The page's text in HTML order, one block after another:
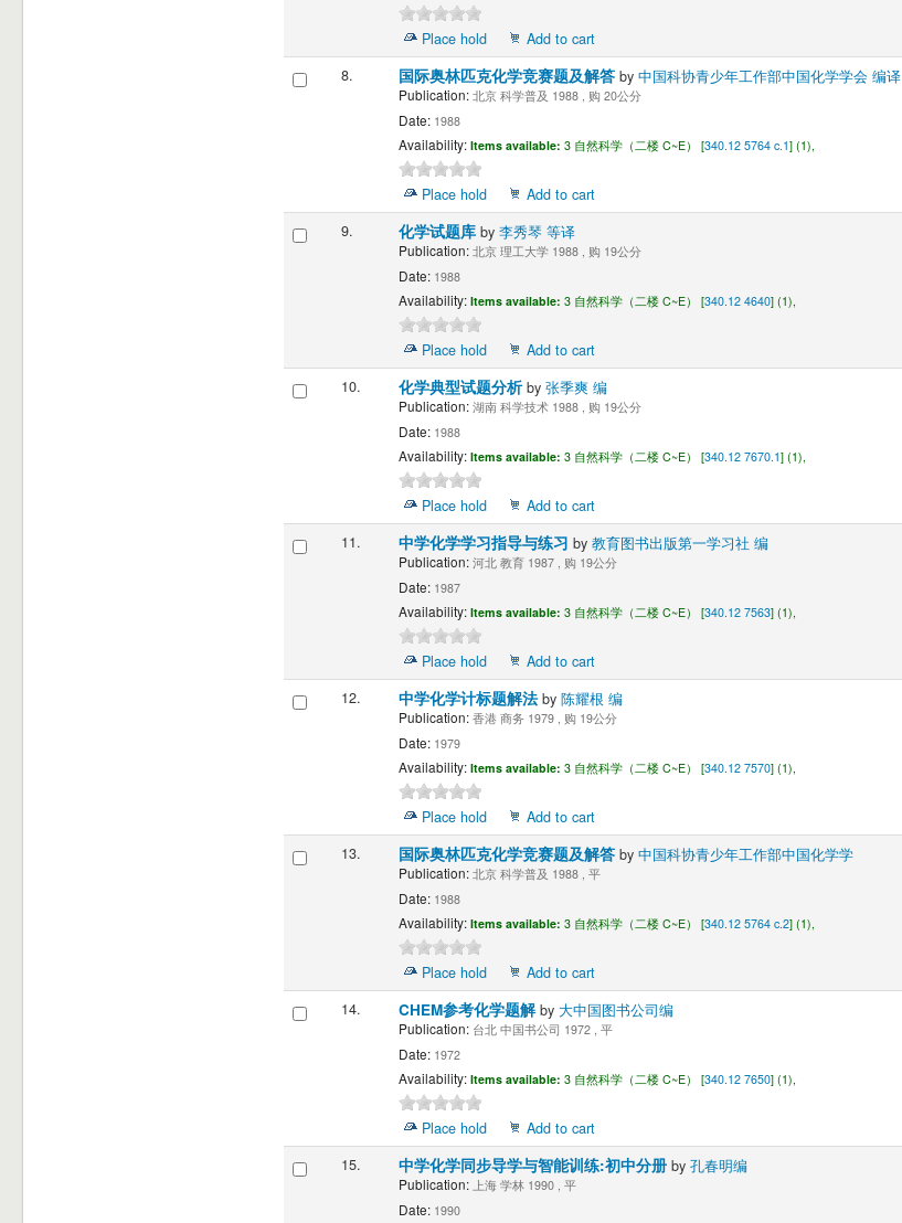
Place hold
Add to cart
8.
国际奥林匹克化学竞赛题及解答 by 中国科协青少年工作部中国化学学会 编译
Publication:北京 科学普及 1988 , 购 20公分
Date:1988
Availability: Items available: 3 自然科学（二楼 C~E） [340.12 5764 c.1] (1),
Place hold
Add to cart
9.
化学试题库 by 李秀琴 等译
Publication:北京 理工大学 1988 , 购 19公分
Date:1988
Availability: Items available: 3 自然科学（二楼 C~E） [340.12 4640] (1),
Place hold
Add to cart
10.
化学典型试题分析by 张季爽 编
Publication:湖南 科学技术 1988 , 购 19公分
Date:1988
Availability: Items available: 3 自然科学（二楼 C~E） [340.12 7670.1] (1),
Place hold
Add to cart
11.
中学化学学习指导与练习 by 教育图书出版第一学习社 编
Publication:河北 教育 1987 , 购 19公分
Date:1987
Availability: Items available: 3 自然科学（二楼 C~E） [340.12 7563] (1),
Place hold
Add to cart
12.
中学化学计标题解法 by 陈耀根 编
Publication:香港 商务 1979 , 购 19公分
Date:1979
Availability: Items available: 3 自然科学（二楼 C~E） [340.12 7570] (1),
Place hold
Add to cart
13.
国际奥林匹克化学竞赛题及解答 by 中国科协青少年工作部中国化学学
Publication:北京 科学普及 1988 , 平
Date:1988
Availability: Items available: 3 自然科学（二楼 C~E） [340.12 5764 c.2] (1),
Place hold
Add to cart
14.
CHEM参考化学题解by 大中国图书公司编
Publication:台北 中国书公司 1972 , 平
Date:1972
Availability: Items available: 3 自然科学（二楼 C~E） [340.12 7650] (1),
Place hold
Add to cart
15.
中学化学同步导学与智能训练:初中分册 by 孔春明编
Publication:上海 学林 1990 , 平
Date:1990